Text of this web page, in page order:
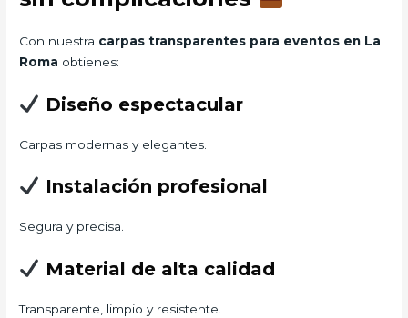
Con nuestra carpas transparentes para eventos en La
Roma obtienes:
Diseño espectacular
Carpas modernas y elegantes.
Instalación profesional
Segura y precisa.
Material de alta calidad
Transparente, limpio y resistente.